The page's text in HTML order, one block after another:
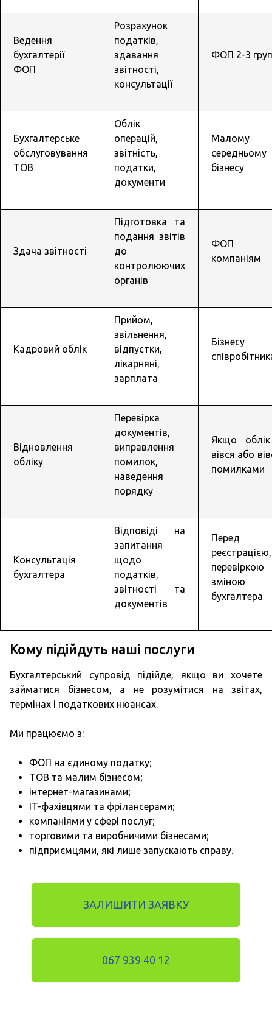
Ведення
бухгалтерії
ФОП
Розрахунок
податків,
здавання
звітності,
консультації
ФОП 2-3
Бухгалтерське
обслуговування
ТОВ
Облік
операцій,
звітність,
податки,
документи
Малому
середньому
бізнесу
Здача звітності
Підготовка та
подання звітів
до
контролюючих
органів
ФОП
компаніям
Кадровий облік
Прийом,
звільнення,
відпустки,
лікарняні,
зарплата
Бізнесу
Відновлення
обліку
Перевірка
документів,
виправлення
помилок,
наведення
порядку
Якщо
вівся або
помилками
Консультація
бухгалтера
Відповіді на
запитання
щодо
податків,
звітності та
документів
Перед
реєстрацією,
зміною
бухгалтера
Кому підійдуть наші послуги
Бухгалтерський супровід підійде, якщо ви хочете
займатися бізнесом, а не розумітися на звітах,
термінах і податкових нюансах.
Ми працюємо з:
ФОП на єдиному податку;
ТОВ та малим бізнесом;
інтернет-магазинами;
IT-фахівцями та фрілансерами;
компаніями у сфері послуг;
торговими та виробничими бізнесами;
підприємцями, які лише запускають справу.
ЗАЛИШИТИ ЗАЯВКУ
067 939 40 12